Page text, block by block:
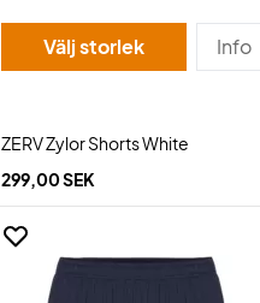
Välj storlek Info
ZERV Zylor Shorts White
299,00 SEK